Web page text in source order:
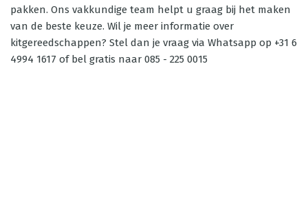
pakken. Ons vakkundige team helpt u graag bij het maken
van de beste keuze. Wil je meer informatie over
kitgereedschappen? Stel dan je vraag via Whatsapp op +31 6
4994 1617 of bel gratis naar 085 - 225 0015